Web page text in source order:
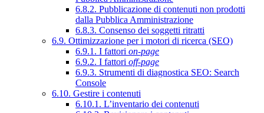
6.8.2. Pubblicazione di contenuti non prodotti
dalla Pubblica Amministrazione
6.8.3. Consenso dei soggetti ritratti
6.9. Ottimizzazione per i motori di ricerca (SEO)
6.9.1. I fattori on-page
6.9.2. I fattori off-page
6.9.3. Strumenti di diagnostica SEO: Search
Console
6.10. Gestire i contenuti
6.10.1. L’inventario dei contenuti